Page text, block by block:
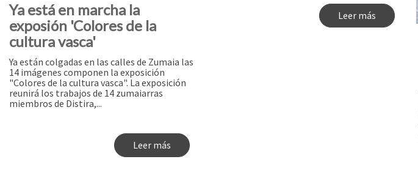
Leer más
Ya está en marcha la
exposión 'Colores de la
cultura vasca'
Ya están colgadas en las calles de Zumaia las
14 imágenes componen la exposición
"Colores de la cultura vasca". La exposición
reunirá los trabajos de 14 zumaiarras
miembros de Distira,...
Leer más